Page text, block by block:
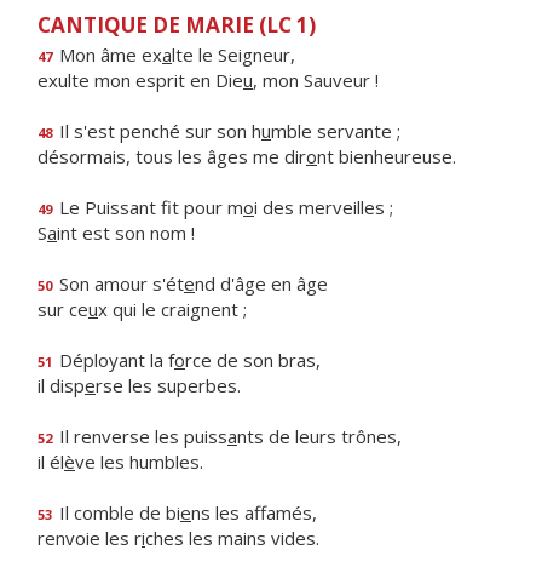
CANTIQUE DE MARIE (LC 1)
47 Mon âme exalte le Seigneur,
exulte mon esprit en Dieu, mon Sauveur !
48 Il s'est penché sur son humble servante ;
désormais, tous les âges me diront bienheureuse.
49 Le Puissant fit pour moi des merveilles ;
Saint est son nom !
50 Son amour s'étend d'âge en âge
sur ceux qui le craignent ;
51 Déployant la force de son bras,
il disperse les superbes.
52 Il renverse les puissants de leurs trônes,
il élève les humbles.
53 Il comble de biens les affamés,
renvoie les riches les mains vides.